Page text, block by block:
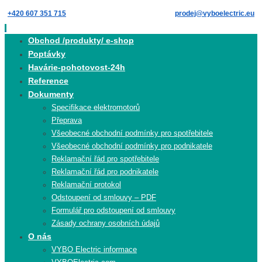
Skip
to
content
+420 607 351 715 prodej@vyboelectric.eu
Obchod /produkty/ e-shop
Poptávky
Havárie-pohotovost-24h
Reference
Dokumenty
Specifikace elektromotorů
Přeprava
Všeobecné obchodní podmínky pro spotřebitele
Všeobecné obchodní podmínky pro podnikatele
Reklamační řád pro spotřebitele
Reklamační řád pro podnikatele
Reklamační protokol
Odstoupení od smlouvy – PDF
Formulář pro odstoupení od smlouvy
Zásady ochrany osobních údajů
O nás
VYBO Electric informace